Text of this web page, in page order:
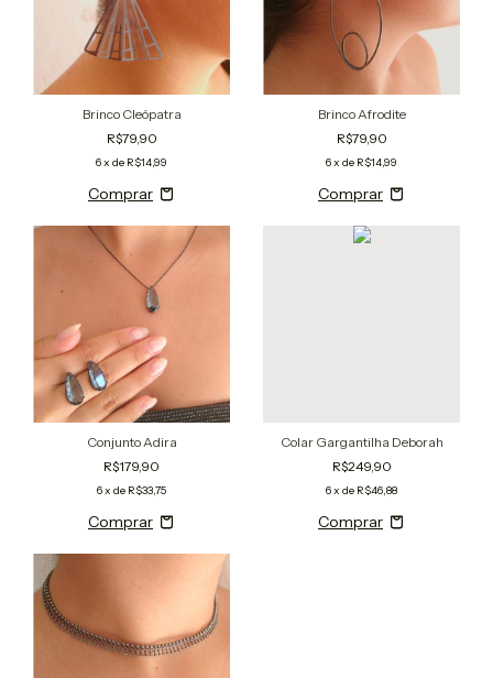
Brinco Cleópatra
R$79,90
6x de R$14,99
Brinco Afrodite
R$79,90
6x de R$14,99
Conjunto Adira
R$179,90
6x de R$33,75
Colar Gargantilha Deborah
R$249,90
6x de R$46,88